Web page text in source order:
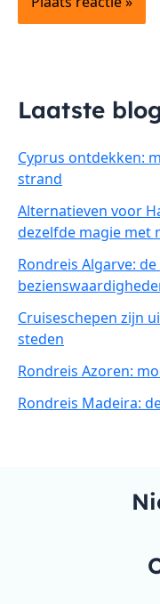
Laatste
Cyprus ontdekken:
strand
Alternatieven voor
dezelfde magie met
Rondreis Algarve:
Cruiseschepen zijn
steden
Rondreis Azoren:
Rondreis Madeira: